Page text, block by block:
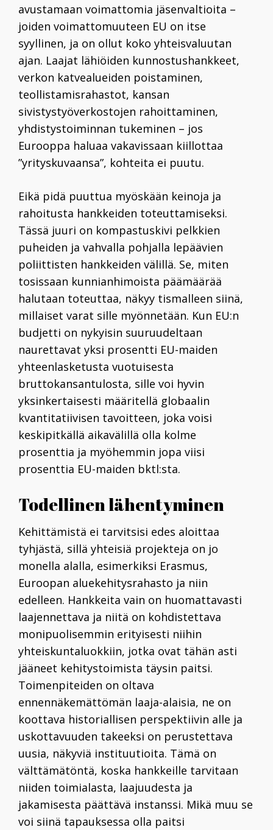
avustamaan voimattomia jäsenvaltioita –
joiden voimattomuuteen EU on itse
syyllinen, ja on ollut koko yhteisvaluutan
ajan. Laajat lähiöi­den kunnostushankkeet,
verkon katvealueiden poistaminen,
teollistamisrahastot, kansan
sivistystyöverkostojen rahoittaminen,
yhdistystoiminnan tukeminen – jos
Eurooppa haluaa vakavissaan kiillottaa
”yrityskuvaansa”, kohteita ei puutu.
Eikä pidä puuttua myöskään keinoja ja
rahoitusta hankkeiden toteuttamiseksi.
Tässä juuri on kompastuskivi pelkkien
puheiden ja vahvalla pohjalla lepää­vien
poliittisten hankkeiden välillä. Se, miten
tosissaan kunnianhimoista päämäärää
halutaan toteuttaa, näkyy tismalleen siinä,
millaiset varat sille myönnetään. Kun EU:n
budjetti on nykyisin suuruudeltaan
naurettavat yksi prosentti EU-maiden
yhteenlasketusta vuotuisesta
bruttokansantulosta, sille voi hyvin
yksinkertaisesti määritellä globaalin
kvantitatiivisen tavoitteen, joka voisi
keskipitkällä aikavälillä olla kolme
prosenttia ja myöhemmin jopa viisi
prosenttia EU-maiden bktl:sta.
Todellinen lähentyminen
Kehittämistä ei tarvitsisi edes aloittaa
tyhjästä, sillä yhteisiä projekteja on jo
monella alalla, esimerkiksi Erasmus,
Euroopan aluekehitysrahasto ja niin
edelleen. Hankkeita vain on huomattavasti
laajennettava ja niitä on kohdistettava
monipuolisemmin erityisesti niihin
yhteiskuntaluokkiin, jotka ovat tähän asti
jääneet kehitystoimista täysin paitsi.
Toimenpiteiden on oltava
ennennäkemättömän laaja-alaisia, ne on
koottava historiallisen perspektiivin alle ja
uskottavuuden takeeksi on perustettava
uusia, näkyviä instituutioita. Tämä on
välttämätöntä, koska hankkeille tarvitaan
niiden toimialasta, laajuudesta ja
jakamisesta päättävä instanssi. Mikä muu se
voi siinä tapauksessa olla paitsi